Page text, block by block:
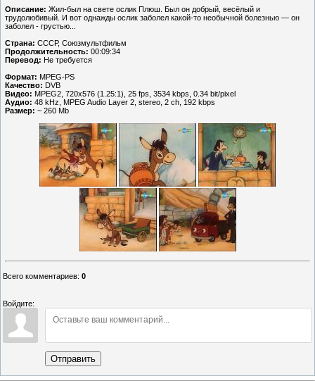
Описание: Жил-был на свете ослик Плюш. Был он добрый, весёлый и
трудолюбивый. И вот однажды ослик заболел какой-то необычной болезнью — он
заболел - грустью...
Страна: СССР, Союзмультфильм
Продолжительность: 00:09:34
Перевод: Не требуется
Формат: MPEG-PS
Качество: DVB
Видео: MPEG2, 720x576 (1.25:1), 25 fps, 3534 kbps, 0.34 bit/pixel
Аудио: 48 kHz, MPEG Audio Layer 2, stereo, 2 сh, 192 kbps
Размер: ~ 260 Мb
Всего комментариев: 0
Войдите:
Отправить